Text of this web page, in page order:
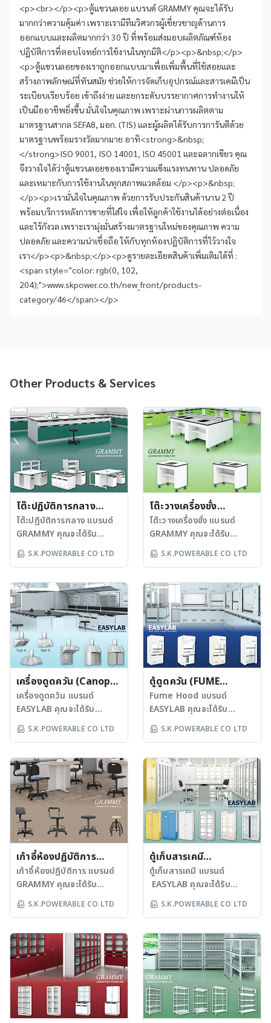
<p><br></p><p>ตู้แขวนลอย แบรนด์ GRAMMY คุณจะได้รับ
มากกว่าความคุ้มค่า เพราะเรามีทีมวิศวกรผู้เชี่ยวชาญด้านการ
ออกแบบและผลิตมากกว่า 30 ปี ที่พร้อมส่งมอบผลิตภัณฑ์ห้อง
ปฏิบัติการที่ตอบโจทย์การใช้งานในทุกมิติ</p><p>&nbsp;</p>
<p>ตู้แขวนลอยของเราถูกออกแบบมาเพื่อเพิ่มพื้นที่ใช้สอยและ
สร้างภาพลักษณ์ที่ทันสมัย ช่วยให้การจัดเก็บอุปกรณ์และสารเคมีเป็น
ระเบียบเรียบร้อย เข้าถึงง่าย และยกระดับบรรยากาศการทำงานให้
เป็นมืออาชีพยิ่งขึ้น มั่นใจในคุณภาพ เพราะผ่านการผลิตตาม
มาตรฐานสากล SEFA8, มอก. (TIS) และผู้ผลิตได้รับการการันตีด้วย
มาตรฐานพร้อมรางวัลมากมาย อาทิ<strong>&nbsp;
</strong>ISO 9001, ISO 14001, ISO 45001 และฉลากเขียว คุณ
จึงวางใจได้ว่าตู้แขวนลอยของเรามีความแข็งแรงทนทาน ปลอดภัย
และเหมาะกับการใช้งานในทุกสภาพแวดล้อม </p><p>&nbsp;
</p><p>เรามั่นใจในคุณภาพ ด้วยการรับประกันสินค้านาน 2 ปี
พร้อมบริการหลังการขายที่ใส่ใจ เพื่อให้ลูกค้าใช้งานได้อย่างต่อเนื่อง
และไร้กังวล เพราะเรามุ่งมั่นสร้างมาตรฐานใหม่ของคุณภาพ ความ
ปลอดภัย และความน่าเชื่อถือ ให้กับทุกห้องปฏิบัติการที่ไว้วางใจ
เรา</p><p>&nbsp;</p><p>ดูรายละเอียดสินค้าเพิ่มเติมได้ที่ :
<span style="color: rgb(0, 102,
204);">www.skpower.co.th/new_front/products-
category/46</span></p>
Other Products & Services
โต๊ะปฏิบัติการกลาง
(Island Bench)
โต๊ะปฏิบัติการกลาง แบรนด์
GRAMMY คุณจะได้รับ
มากกว่าความคุ้มค่า เพราะ
เรามีทีมวิศวกรผู้เชี่ยวชาญ
มากกว่า 30 ปี ที่พร้อมส่ง
มอบผลิตภัณฑ์ห้องปฏิบัติการ
ที่ตอบโจทย์การใช้งานในทุก
มิติ โต๊ะปฏิบัติการของเรา
ผลิตตามมาตรฐาน SEFA8,
มอก. (TIS) และผู้ผลิตได้รับ
การการันตีด้วยมาตรฐาน
พร้อมรางวัลมากมาย
อาทิ ISO 9001, ISO
14001, ISO 45001, และ
คุณภาพ ด้านความทนทาน
งานจริงในสภาพแวดล้อมที่มี
ความเสี่ยงด้านสารเคมี ด้วย
การออกแบบที่ผสานความ
แข็งแรงและความสวยงาม
อย่างลงตัว เพื่อยกระดับภาพ
ลักษณ์ห้องปฏิบัติการให้ดูเป็น
มืออาชีพ พร้อมฟังก์ชันครบ
ครันรองรับงานวิจัย งาน
ทดลอง หรือการเรียนการ
สอนอย่างเต็มประสิทธิภาพ
รับประกันสินค้านาน 2 ปี
พร้อมบริการหลังการขายที่
ใส่ใจ เพื่อให้ลูกค้าใช้งานได้
อย่างต่อเนื่องและไร้กังวล
เพราะเรามุ่งมั่นสร้าง
มาตรฐานใหม่ของคุณภาพ
ความปลอดภัย และความน่า
เชื่อถือ ให้กับทุกห้องปฏิบัติ
การที่ไว้วางใจเรา ดูราย
S.K.POWERABLE CO LTD
โต๊ะวางเครื่องชั่ง
(Balance Table)
โต๊ะวางเครื่องชั่ง แบรนด์
GRAMMY คุณจะได้รับ
มากกว่าความคุ้มค่า เพราะ
เรามีทีมวิศวกรผู้เชี่ยวชาญ
มากกว่า 30 ปี ที่พร้อมส่ง
มอบผลิตภัณฑ์ห้องปฏิบัติการ
ที่ตอบโจทย์การใช้งานในทุก
มิติ โต๊ะวางเครื่องชั่งของเรา
ผลิตตามมาตรฐาน SEFA8,
มอก. (TIS) และผู้ผลิตได้รับ
การการันตีด้วยมาตรฐาน
พร้อมรางวัลมากมาย อาทิ
ISO 9001, ISO 14001,
ISO 45001, และฉลากเขียว
เหมาะกับการวางเครื่องชั่งที่
การสั่นสะเทือนขณะวัดค่า
ด้วยโครงสร้างที่แข็งแรงและ
พิถีพิถัน ทำให้คุณมั่นใจใน
ผลลัพธ์ที่ถูกต้องในทุกครั้ง
ผลิตจากวัสดุคุณภาพระดับ
อุตสาหกรรม พร้อมท็อปโต๊ะ
หลากหลายวัสดุ ที่ทนทานต่อ
สารเคมี ช่วยให้คุณสามารถ
เลือกสิ่งที่ตอบโจทย์การใช้
งาน นอกจากนี้ ดีไซน์ที่ทัน
ความเป็นมืออาชีพให้กับห้อง
ปฏิบัติการของคุณอีกด้วย
เรามั่นใจในคุณภาพ ด้วยการ
รับประกันสินค้านาน 2 ปี
พร้อมบริการหลังการขายที่
ใส่ใจ เพื่อให้ลูกค้าใช้งานได้
อย่างต่อเนื่องและไร้กังวล
เพราะเรามุ่งมั่นสร้าง
มาตรฐานใหม่ของคุณภาพ
S.K.POWERABLE CO LTD
เครื่องดูดควัน (Canopy
Hood)
เครื่องดูดควัน แบรนด์
EASYLAB คุณจะได้รับ
มากกว่าความคุ้มค่า เพราะ
เรามีทีมวิศวกรผู้เชี่ยวชาญ
มากกว่า 30 ปี ที่พร้อมส่ง
มอบผลิตภัณฑ์ห้องปฏิบัติการ
ที่ตอบโจทย์การใช้งานในทุก
มิติ เครื่องดูดควันของเรา
ผลิตตามมาตรฐานสากล และ
ผู้ผลิตได้รับการการันตีด้วย
มาตรฐานพร้อมรางวัล
มากมาย อาทิ ISO 9001,
ISO 14001, ISO 45001 ซึ่ง
เป็นการยืนยันถึงความ
คุณจึงมั่นใจได้ว่าผู้ปฏิบัติงาน
เคมีที่เป็นอันตรายอย่าง
แท้จริง ไม่ว่าจะเป็นการใช้งาน
หนักแค่ไหน เครื่องดูดควัน
ของเรา ก็พร้อมรับมือด้วย
วัสดุคุณภาพสูง ทนทานต่อ
การใช้งานระยะยาว และมีให้
เลือกหลากหลายรูปแบบ เพื่อ
S.K.POWERABLE CO LTD
ตู้ดูดควัน (FUME
HOOD)
Fume Hood แบรนด์
EASYLAB คุณจะได้รับ
มากกว่าความคุ้มค่า เพราะ
เรามีทีมวิศวกรผู้เชี่ยวชาญ
มากกว่า 30 ปี ที่พร้อมส่ง
มอบผลิตภัณฑ์ห้องปฏิบัติการ
ที่ตอบโจทย์การใช้งานในทุก
มิติ เรามุ่งเน้นคุณภาพและ
ความปลอดภัยเป็นอันดับแรก
ตู้ดูดควันของเราผ่านการ
ทดสอบและรับรองตาม
มาตรฐานสากล CE, ASHRAE
110 และ EN 14175 และผู้
ผลิตได้รับการการันตีด้วย
มากมาย อาทิ ISO 9001,
เป็นการยืนยันถึงความ
ปลอดภัยและประสิทธิภาพ
ผลิตจากวัสดุคุณภาพสูง ทน
ต่อสารเคมีและการใช้งาน
หนัก ทำให้มั่นใจได้ทั้งความ
คุ้มค่าและอายุการใช้งานที่
ยาวนาน นอกเหนือจาก
S.K.POWERABLE CO LTD
เก้าอี้ห้องปฏิบัติการ
(Laboratory Chair)
เก้าอี้ห้องปฏิบัติการ แบรนด์
GRAMMY คุณจะได้รับ
มากกว่าความคุ้มค่า เพราะ
เรามีทีมวิศวกรผู้เชี่ยวชาญ
มากกว่า 30 ปี ที่พร้อมส่ง
มอบผลิตภัณฑ์ห้องปฏิบัติการ
ที่ตอบโจทย์การใช้งานในทุก
มิติ เราให้ความสำคัญกับ
คุณภาพและความปลอดภัย
เป็นอันดับแรก เก้าอี้ของเรา
ผลิตตามมาตรฐานสากล และ
S.K.POWERABLE CO LTD
ตู้เก็บสารเคมี
(Chemical Storage)
ตู้เก็บสารเคมี แบรนด์
EASYLAB คุณจะได้รับ
มากกว่าความคุ้มค่า เพราะ
เรามีทีมวิศวกรผู้เชี่ยวชาญ
มากกว่า 30 ปี ที่พร้อมส่ง
มอบผลิตภัณฑ์ห้องปฏิบัติการ
ที่ตอบโจทย์การใช้งานในทุก
มิติ สำหรับนักวิจัยหรือ
บุคลากรในห้องปฏิบัติการที่
ต้องการความปลอดภัยและ
ประสิทธิภาพสูงสุดในการจัด
S.K.POWERABLE CO LTD